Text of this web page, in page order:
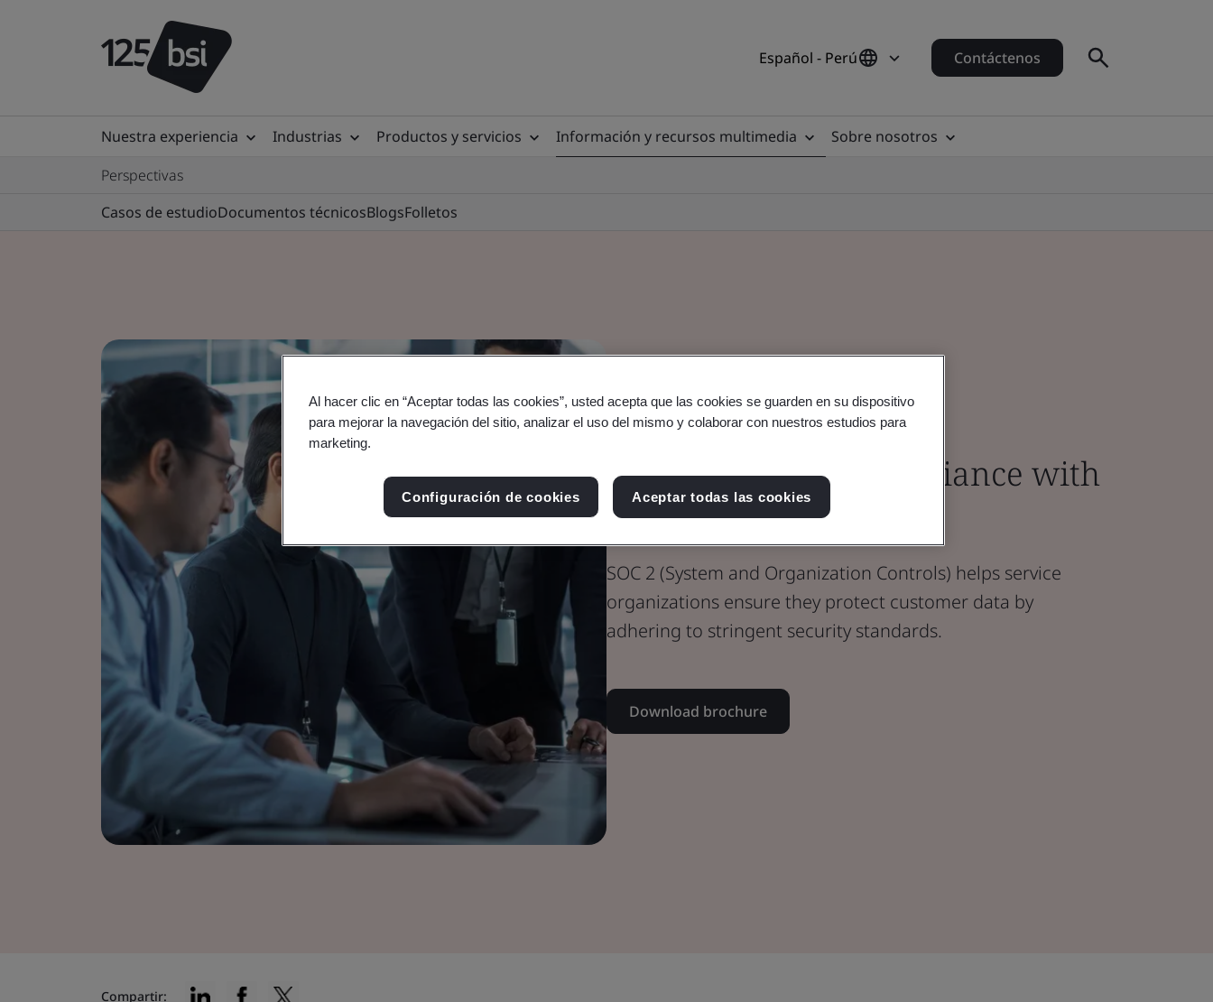
Español - Perú Contáctenos
Nuestra experiencia Industrias Productos y servicios Información y recursos multimedia
Sobre nosotros
Perspectivas
Casos de estudioDocumentos técnicosBlogsFolletos
SOC 2 – Achieve compliance with
BSI
SOC 2 (System and Organization Controls) helps service
organizations ensure they protect customer data by
adhering to stringent security standards.
Download brochure
Compartir:
Al hacer clic en “Aceptar todas las cookies”, usted acepta que las cookies se guarden en su dispositivo
para mejorar la navegación del sitio, analizar el uso del mismo y colaborar con nuestros estudios para
marketing.
Configuración de cookies Aceptar todas las cookies